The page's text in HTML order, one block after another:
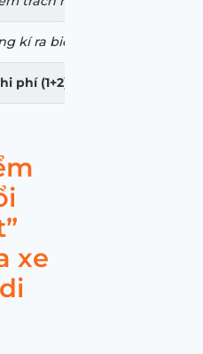
kí ra biển
phí (1+2)
xe